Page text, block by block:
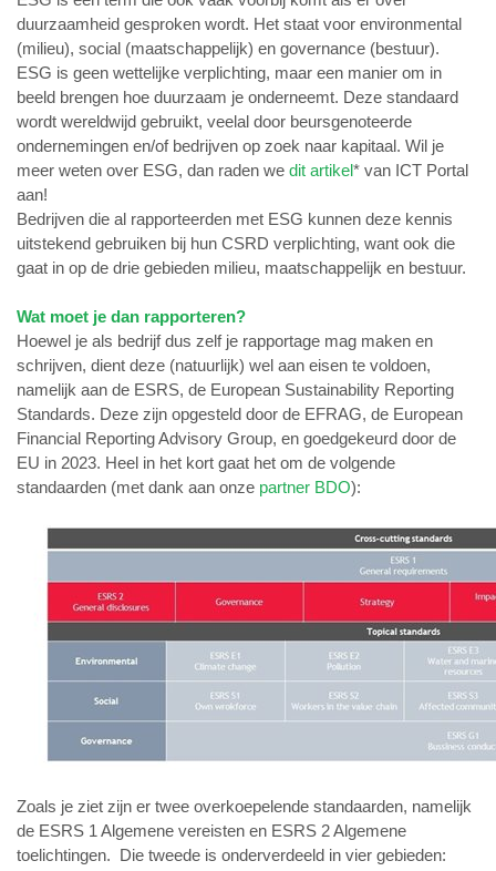
duurzaamheid gesproken wordt. Het staat voor environmental
(milieu), social (maatschappelijk) en governance (bestuur).
ESG is geen wettelijke verplichting, maar een manier om in
beeld brengen hoe duurzaam je onderneemt. Deze standaard
wordt wereldwijd gebruikt, veelal door beursgenoteerde
ondernemingen en/of bedrijven op zoek naar kapitaal. Wil je
meer weten over ESG, dan raden we dit artikel* van ICT Portal
aan!
Bedrijven die al rapporteerden met ESG kunnen deze kennis
uitstekend gebruiken bij hun CSRD verplichting, want ook die
gaat in op de drie gebieden milieu, maatschappelijk en bestuur.
Wat moet je dan rapporteren?
Hoewel je als bedrijf dus zelf je rapportage mag maken en
schrijven, dient deze (natuurlijk) wel aan eisen te voldoen,
namelijk aan de ESRS, de European Sustainability Reporting
Standards. Deze zijn opgesteld door de EFRAG, de European
Financial Reporting Advisory Group, en goedgekeurd door de
EU in 2023. Heel in het kort gaat het om de volgende
standaarden (met dank aan onze partner BDO):
Zoals je ziet zijn er twee overkoepelende standaarden, namelijk
de ESRS 1 Algemene vereisten en ESRS 2 Algemene
toelichtingen. Die tweede is onderverdeeld in vier gebieden: